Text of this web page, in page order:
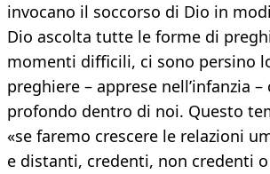
invocano il soccorso di Dio in
Dio ascolta tutte le forme di
momenti difficili, ci sono persino
preghiere – apprese nell’infanzia
profondo dentro di noi. Questo
«se faremo crescere le relazioni
e distanti, credenti, non credenti